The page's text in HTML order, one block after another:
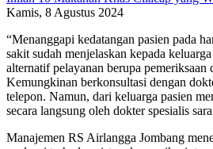
Kamis, 8 Agustus 2024
“Menanggapi kedatangan pasien pada
sakit sudah menjelaskan kepada
alternatif pelayanan berupa pemeriksaan
Kemungkinan berkonsultasi dengan
telepon. Namun, dari keluarga pasien
secara langsung oleh dokter spesialis
Manajemen RS Airlangga Jombang